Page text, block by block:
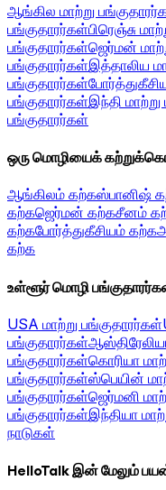
ஆங்கில மாற்று
பங்குதாரர்கள்பிரெஞ்சு
பங்குதாரர்கள்ஜெர்மன்
பங்குதாரர்கள்இத்தாலிய
பங்குதாரர்கள்
பங்குதாரர்கள்இந்தி
பங்குதாரர்கள்
ஒரு மொழியைக்
ஆங்கிலம் கற்கஸ்பானிஷ்
கற்கஜெர்மன் கற்கசீனம்
கற்கபோர்த்துகீசியம் கற்க
கற்க
உள்ளூர் மொழி
USA மாற்று பங்குதாரர்கள்
பங்குதாரர்கள்
பங்குதாரர்கள்கொரியா
பங்குதாரர்கள்ஸ்பெயின்
பங்குதாரர்கள்ஜெர்மனி
பங்குதாரர்கள்இந்தியா
நாடுகள்
HelloTalk இன் மேலும்